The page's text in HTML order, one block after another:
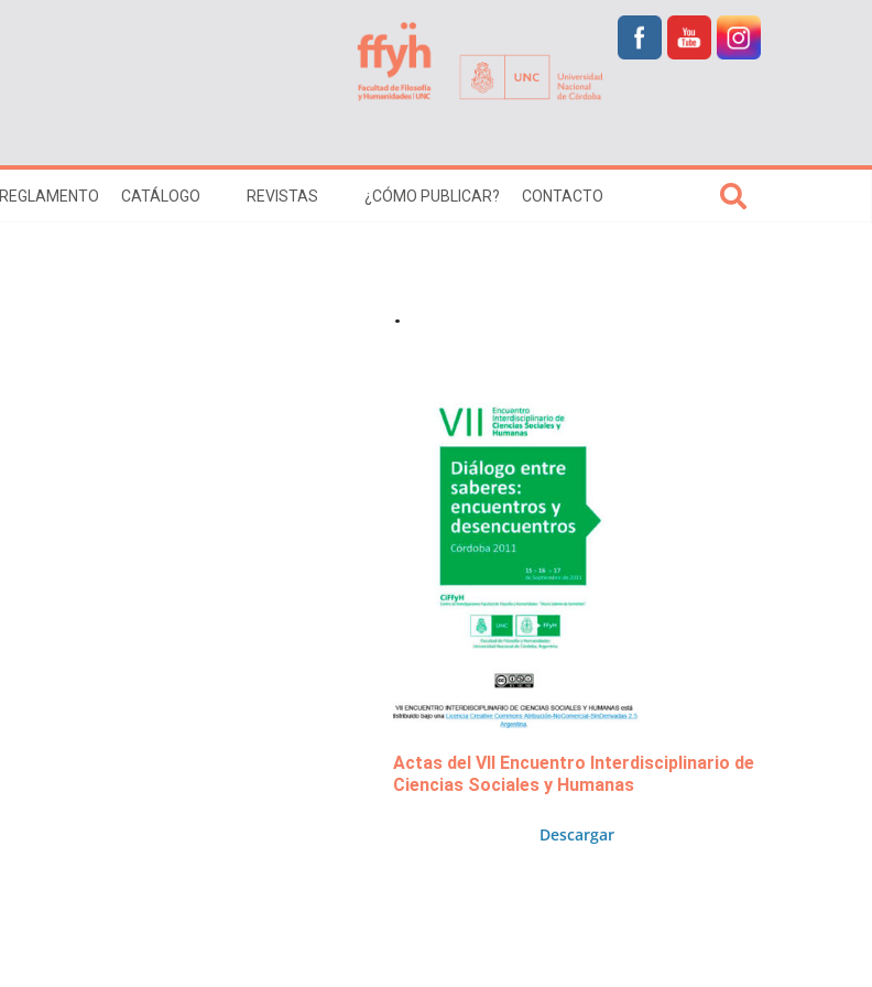
REGLAMENTO CATÁLOGO REVISTAS ¿CÓMO PUBLICAR? CONTACTO
.
Actas del VII Encuentro Interdisciplinario de
Ciencias Sociales y Humanas
Descargar